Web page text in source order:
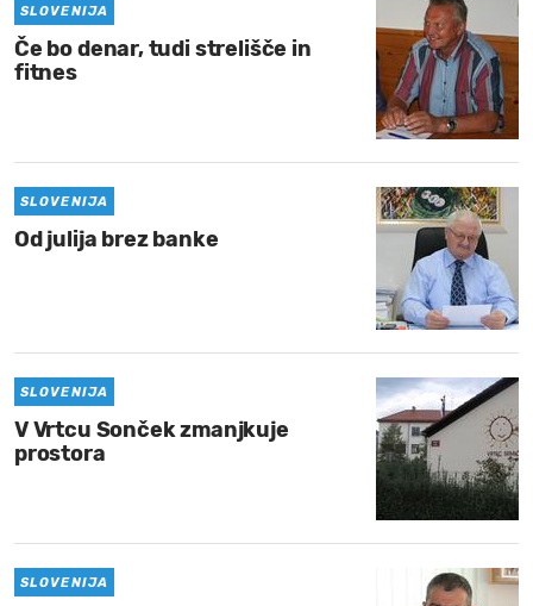
SLOVENIJA
Če bo denar, tudi strelišče in
fitnes
SLOVENIJA
Od julija brez banke
SLOVENIJA
V Vrtcu Sonček zmanjkuje
prostora
SLOVENIJA